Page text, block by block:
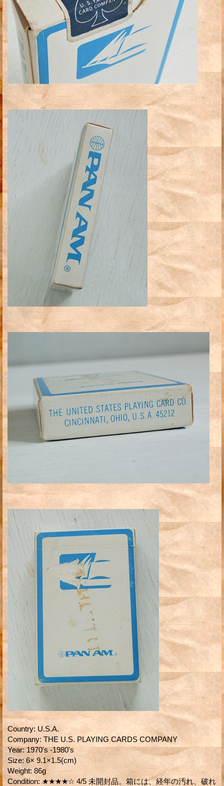
Country: U.S.A.
Company: THE U.S. PLAYING CARDS COMPANY
Year: 1970's -1980's
Size: 6× 9.1×1.5(cm)
Weight: 86g
Condition: ★★★★☆ 4/5 未開封品。箱には、経年の汚れ、破れ